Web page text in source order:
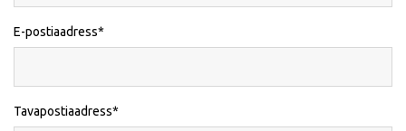
E-postiaadress
Tavapostiaadress